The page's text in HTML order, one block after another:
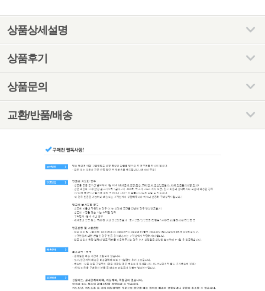
상품상세설명
상품후기
상품문의
교환/반품/배송